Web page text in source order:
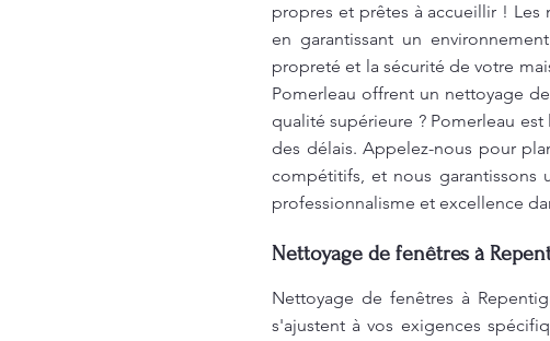
propres et prêtes à accueillir !
en garantissant un
propreté et la sécurité de votre
Pomerleau offrent un nettoyage
qualité supérieure ? Pomerleau
des délais. Appelez-nous pour
compétitifs, et nous garantissons
professionnalisme et excellence
Nettoyage de fenêtres à
Nettoyage de fenêtres à
s'ajustent à vos exigences